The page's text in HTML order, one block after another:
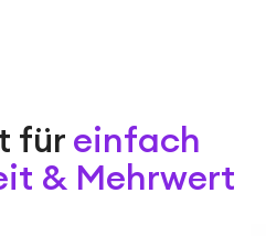
für einfach
& Mehrwert